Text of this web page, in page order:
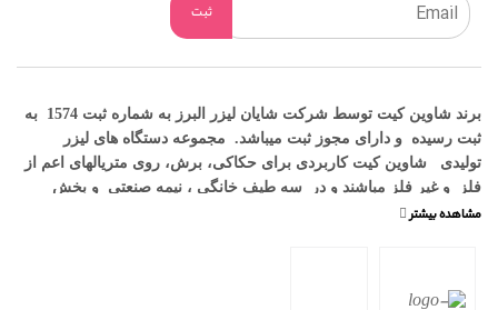
برند شاوین کیت توسط شرکت شایان لیزر البرز به شماره ثبت 1574 به
ثبت رسیده و دارای مجوز ثبت میباشد. مجموعه دستگاه های لیزر
تولیدی شاوین کیت کاربردی برای حکاکی، برش، روی متریالهای اعم از
فلز و غیر فلز مباشند و در سه طیف خانگی ، نیمه صنعتی و بخش
دانش آموزی قرار میگیرند که متناسب با کسب و کارهای خانگی و